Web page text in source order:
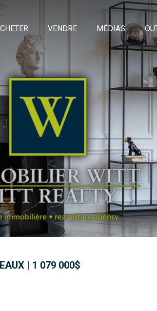
VENDRE MÉDIAS
| 1 079 000$